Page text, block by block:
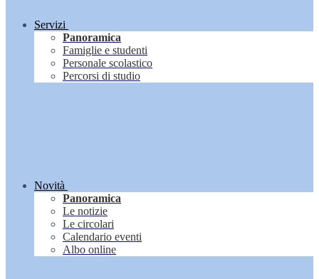
Servizi
Panoramica
Famiglie e studenti
Personale scolastico
Percorsi di studio
Novità
Panoramica
Le notizie
Le circolari
Calendario eventi
Albo online